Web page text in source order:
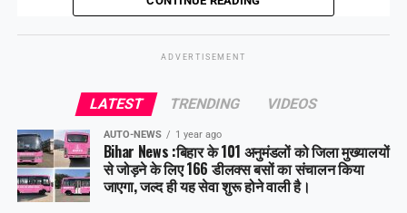
Facebook X
Like this:
ADVERTISEMENT
LATEST TRENDING VIDEOS
AUTO-NEWS 1 year ago
Bihar News :बिहार के 101 अनुमंडलों को जिला मुख्यालयों
से जोड़ने के लिए 166 डीलक्स बसों का संचालन किया
जाएगा, जल्द ही यह सेवा शुरू होने वाली है।